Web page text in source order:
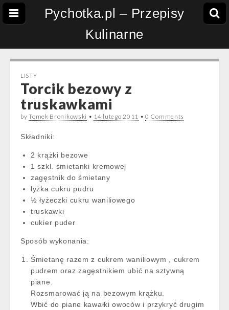
Pychotka.pl – Przepisy
Kulinarne
LISTY
Torcik bezowy z
truskawkami
byTomek Bronikowski • 14 lutego 2011 •0 Comments
Składniki:
2 krążki bezowe
1 szkl. śmietanki kremowej
zagęstnik do śmietany
łyżka cukru pudru
½ łyżeczki cukru waniliowego
truskawki
cukier puder
Sposób wykonania:
Śmietanę razem z cukrem waniliowym , cukrem
pudrem oraz zagęstnikiem ubić na sztywną
piane.
Rozsmarować ją na bezowym krążku.
Wbić do piane kawałki owoców i przykryć drugim